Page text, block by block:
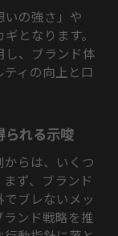
の強さ」や
となります。
し、ブランド体
ィの向上と口
られる示唆
らは、いくつ
ず、ブランド
ブレないメッ
ンド戦略を推